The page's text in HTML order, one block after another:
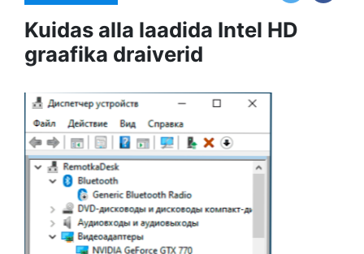
Kuidas alla laadida Intel HD
graafika draiverid